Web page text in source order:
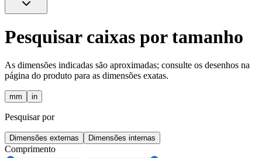
Pesquisar caixas por tamanho
As dimensões indicadas são aproximadas; consulte os desenhos na
página do produto para as dimensões exatas.
mm in
Pesquisar por
Dimensões externas Dimensões internas
Comprimento